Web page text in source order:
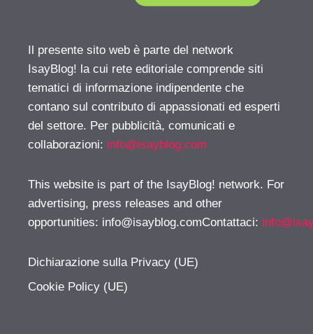
Il presente sito web è parte del network
IsayBlog! la cui rete editoriale comprende siti
tematici di informazione indipendente che
contano sul contributo di appassionati ed esperti
del settore. Per pubblicità, comunicati e
collaborazioni: info@isayblog.com
This website is part of the IsayBlog! network. For
advertising, press releases and other
opportunities: info@isayblog.comContattaci:
Dichiarazione sulla Privacy (UE)
Cookie Policy (UE)